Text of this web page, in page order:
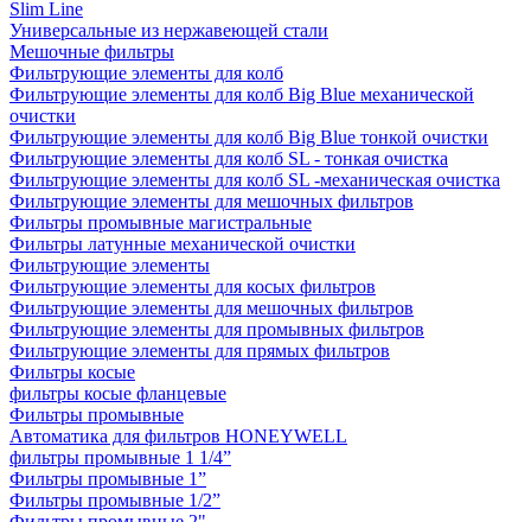
Slim Line
Универсальные из нержавеющей стали
Мешочные фильтры
Фильтрующие элементы для колб
Фильтрующие элементы для колб Big Blue механической
очистки
Фильтрующие элементы для колб Big Blue тонкой очистки
Фильтрующие элементы для колб SL - тонкая очистка
Фильтрующие элементы для колб SL -механическая очистка
Фильтрующие элементы для мешочных фильтров
Фильтры промывные магистральные
Фильтры латунные механической очистки
Фильтрующие элементы
Фильтрующие элементы для косых фильтров
Фильтрующие элементы для мешочных фильтров
Фильтрующие элементы для промывных фильтров
Фильтрующие элементы для прямых фильтров
Фильтры косые
фильтры косые фланцевые
Фильтры промывные
Автоматика для фильтров HONEYWELL
фильтры промывные 1 1/4”
Фильтры промывные 1”
Фильтры промывные 1/2”